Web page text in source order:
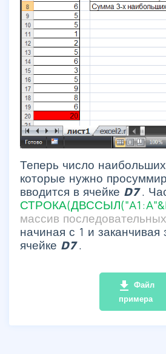
Теперь число
которые нужно
вводится в ячейке D7.
массив
начиная с 1 и заканчивая
ячейке D7.
file_download Файл
примера